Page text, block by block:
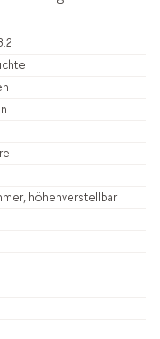
höhenverstellbar